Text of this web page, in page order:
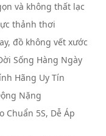
và không thất lạc
thảnh thơi
đồ không vết xước
Sống Hàng Ngày
Hãng Uy Tín
Nặng
Chuẩn 5S, Dễ Áp